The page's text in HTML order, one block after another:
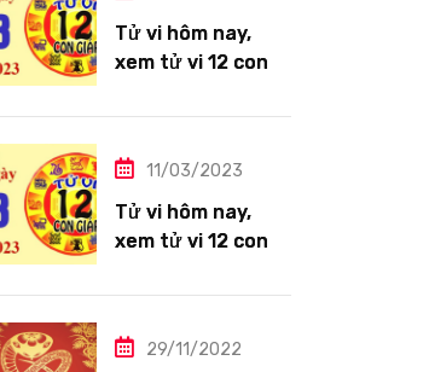
Tử vi hôm nay,
xem tử vi 12 con
13/3/2023: Tuổi
siêng năng
11/03/2023
Tử vi hôm nay,
xem tử vi 12 con
12/3/2023: Tuổi
phúc29/11/2022